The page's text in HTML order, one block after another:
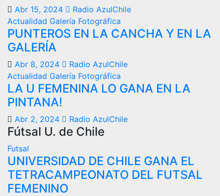
Abr 15, 2024
Radio AzulChile
Actualidad Galería Fotográfica
PUNTEROS EN LA CANCHA Y EN LA
GALERÍA
Abr 8, 2024
Radio AzulChile
Actualidad Galería Fotográfica
LA U FEMENINA LO GANA EN LA
PINTANA!
Abr 2, 2024 Radio AzulChile
Fútsal U. de Chile
Futsal
UNIVERSIDAD DE CHILE GANA EL
TETRACAMPEONATO DEL FUTSAL
FEMENINO